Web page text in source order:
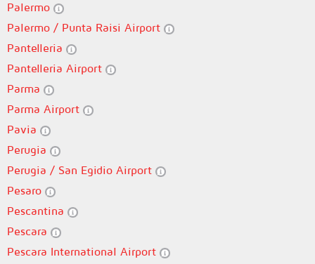
Palermo
Palermo / Punta Raisi Airport
Pantelleria
Pantelleria Airport
Parma
Parma Airport
Pavia
Perugia
Perugia / San Egidio Airport
Pesaro
Pescantina
Pescara
Pescara International Airport